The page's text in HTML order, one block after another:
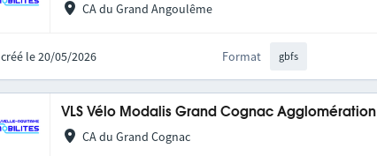
CA du Grand Angoulême
créé le 20/05/2026 Format gbfs
VLS Vélo Modalis Grand Cognac Agglomération
CA du Grand Cognac